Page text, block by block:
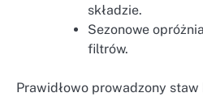
składzie.
Sezonowe
filtrów.
Prawidłowo prowadzony